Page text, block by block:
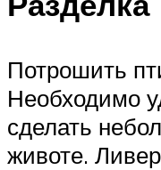
Потрошить
Необходимо
сделать
животе.